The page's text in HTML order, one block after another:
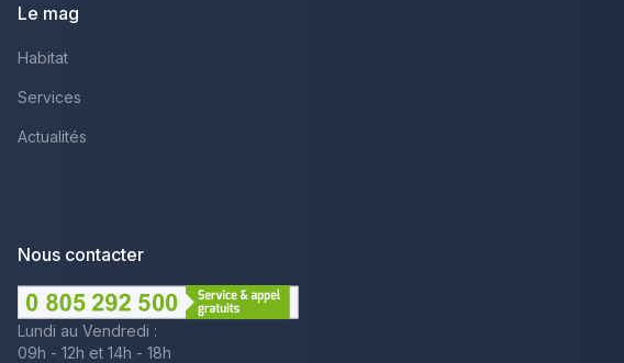
Le mag
Habitat
Services
Actualités
Nous contacter
Lundi au Vendredi :
09h - 12h et 14h - 18h